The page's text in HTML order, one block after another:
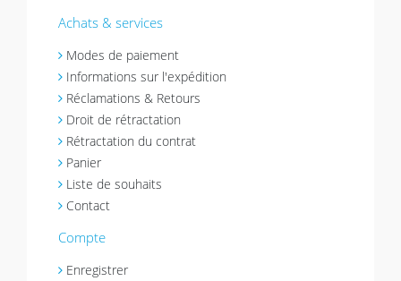
Achats & services
Modes de paiement
Informations sur l'expédition
Réclamations & Retours
Droit de rétractation
Rétractation du contrat
Panier
Liste de souhaits
Contact
Compte
Enregistrer